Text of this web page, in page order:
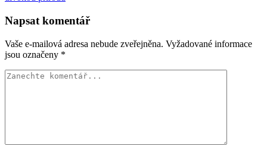
Napsat komentář
Vaše e-mailová adresa nebude zveřejněna. Vyžadované informace
jsou označeny *